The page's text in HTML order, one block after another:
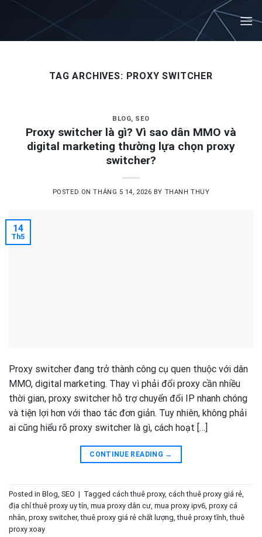
Skip
content
TAG ARCHIVES: PROXY SWITCHER
BLOG, SEO
Proxy switcher là gì? Vì sao dân MMO và
digital marketing thường lựa chọn proxy
switcher?
POSTED ONTHÁNG 5 14, 2026 BY THANH THUY
14
Th5
Proxy switcher đang trở thành công cụ quen thuộc với dân
MMO, digital marketing. Thay vì phải đổi proxy cần nhiều
thời gian, proxy switcher hỗ trợ chuyển đổi IP nhanh chóng
và tiện lợi hơn với thao tác đơn giản. Tuy nhiên, không phải
ai cũng hiểu rõ proxy switcher là gì, cách hoạt […]
CONTINUE READING →
Posted in Blog, SEO | Tagged cách thuê proxy, cách thuê proxy giá rẻ,
địa chỉ thuê proxy uy tín, mua proxy dân cư, mua proxy ipv6, proxy cá
nhân, proxy switcher,thuê proxy giá rẻ chất lượng,thuê proxy tĩnh,thuê
proxy xoay